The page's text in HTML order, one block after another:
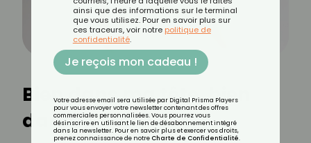
Bien dans ma tête, bien
dans ma vie !
ainsi que des informations sur le terminal
que vous utilisez. Pour en savoir plus sur
ces traceurs, voir notre politique de
confidentialité.
Je reçois mon cadeau !
Votre adresse email sera utilisée par Digital Prisma Players
pour vous envoyer votre newsletter contenant des offres
commerciales personnalisées. Vous pourrez vous
désinscrire en utilisant le lien de désabonnement intégré
dans la newsletter. Pour en savoir plus et exercer vos droits,
prenez connaissance de notre Charte de Confidentialité.